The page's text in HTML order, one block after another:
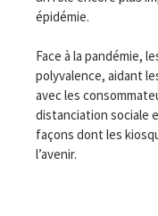
épidémie.
Face à la pandémie,
polyvalence, aidant
avec les
distanciation sociale
façons dont les
l’avenir.